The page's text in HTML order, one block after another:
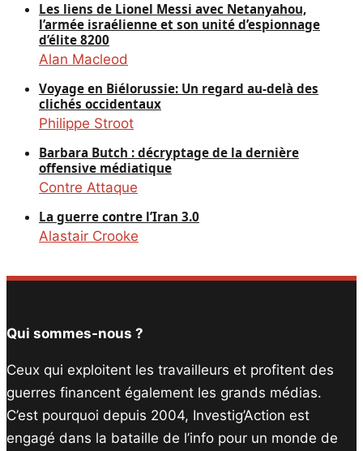
Les liens de Lionel Messi avec Netanyahou,
l’armée israélienne et son unité d’espionnage
d’élite 8200
Alan Macleod
Voyage en Biélorussie: Un regard au-delà des
clichés occidentaux
Philippe Stroot
Barbara Butch : décryptage de la dernière
offensive médiatique
Contre Attaque
La guerre contre l’Iran 3.0
Alastair Crooke
Qui sommes-nous ?
Ceux qui exploitent les travailleurs et profitent des
guerres financent également les grands médias.
C’est pourquoi depuis 2004, Investig’Action est
engagé dans la bataille de l’info pour un monde de